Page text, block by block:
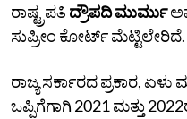
ರಾಷ್ಟ್ರಪತಿ ದ್ರೌಪದಿ ಮುರ್ಮು
ಸುಪ್ರೀಂ ಕೋರ್ಟ್‌ ಮೆಟ್ಟಿಲೇರಿದೆ.
ರಾಜ್ಯ ಸರ್ಕಾರದ ಪ್ರಕಾರ,
ಒಪ್ಪಿಗೆಗಾಗಿ 2021 ಮತ್ತು